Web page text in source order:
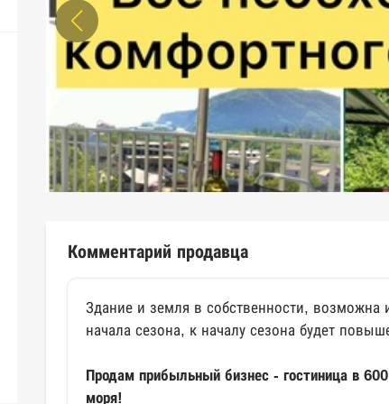
Комментарий продавца
Здание и земля в собственности, возможна
начала сезона, к началу сезона будет
Продам прибыльный бизнес - гостиница в
моря!